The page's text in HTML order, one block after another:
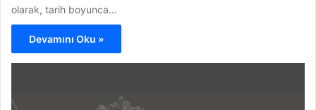
olarak, tarih boyunca…
Devamını Oku »